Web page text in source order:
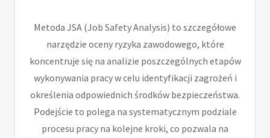
Metoda JSA (Job Safety Analysis) to szczegółowe
narzędzie oceny ryzyka zawodowego, które
koncentruje się na analizie poszczególnych etapów
wykonywania pracy w celu identyfikacji zagrożeń i
określenia odpowiednich środków bezpieczeństwa.
Podejście to polega na systematycznym podziale
procesu pracy na kolejne kroki, co pozwala na